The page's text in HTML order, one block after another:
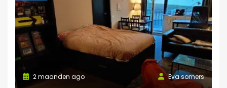
Eva somers
2 maanden ago